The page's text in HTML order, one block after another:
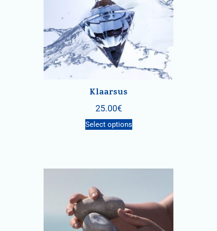
Klaarsus
25.00€
Select options